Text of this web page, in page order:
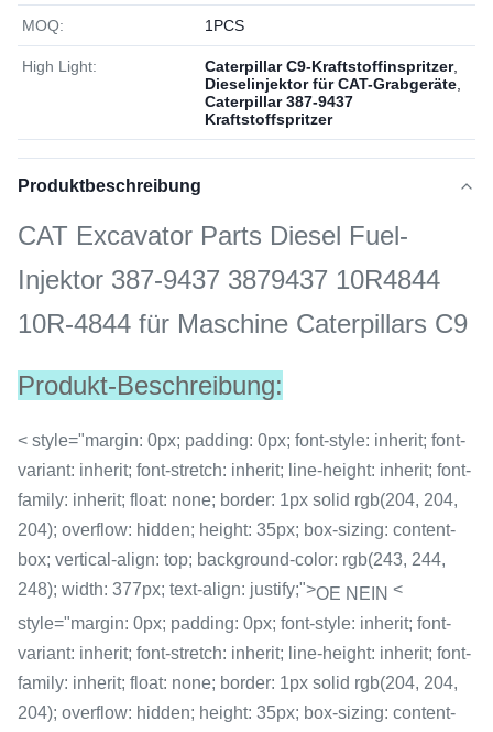
MOQ: 1РСS
High Light: Caterpillar C9-Kraftstoffinspritzer,
Dieselinjektor für CAT-Grabgeräte
Caterpillar 387-9437
Kraftstoffspritzer
Produktbeschreibung
CAT Excavator Parts Diesel Fuel-
Injektor 387-9437 3879437 10R4844
10R-4844 für Maschine Caterpillars C9
Produkt-Beschreibung:
< style="margin: 0px; padding: 0px; font-style: inherit; font-
variant: inherit; font-stretch: inherit; line-height: inherit; font-
family: inherit; float: none; border: 1px solid rgb(204, 204,
204); overflow: hidden; height: 35px; box-sizing: content-
box; vertical-align: top; background-color: rgb(243, 244,
248); width: 377px; text-align: justify;">OE NEIN <
style="margin: 0px; padding: 0px; font-style: inherit; font-
variant: inherit; font-stretch: inherit; line-height: inherit; font-
family: inherit; float: none; border: 1px solid rgb(204, 204,
204); overflow: hidden; height: 35px; box-sizing: content-